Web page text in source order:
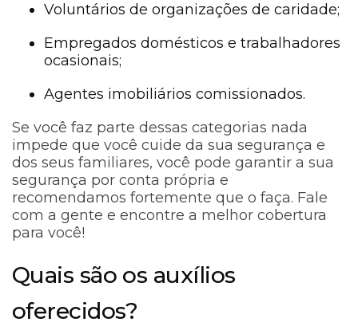
Voluntários de organizações de caridade;
Empregados domésticos e trabalhadores
ocasionais;
Agentes imobiliários comissionados.
Se você faz parte dessas categorias nada
impede que você cuide da sua segurança e
dos seus familiares, você pode garantir a sua
segurança por conta própria e
recomendamos fortemente que o faça. Fale
com a gente e encontre a melhor cobertura
para você!
Quais são os auxílios
oferecidos?